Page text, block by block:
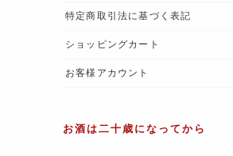
特定商取引法に基づく表記
ショッピングカート
お客様アカウント
お酒は二十歳になってから